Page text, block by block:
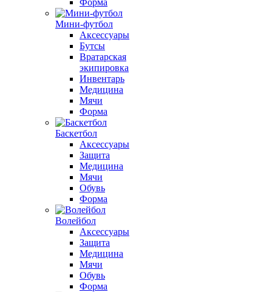
Форма
Мини-футбол
Аксессуары
Бутсы
Вратарская
экипировка
Инвентарь
Медицина
Мячи
Форма
Баскетбол
Аксессуары
Защита
Медицина
Мячи
Обувь
Форма
Волейбол
Аксессуары
Защита
Медицина
Мячи
Обувь
Форма